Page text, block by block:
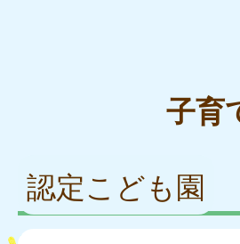
子育
認定こども園